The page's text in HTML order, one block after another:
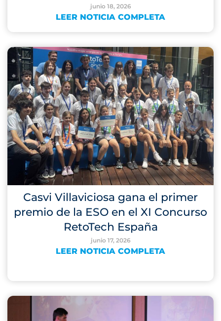
junio 18, 2026
LEER NOTICIA COMPLETA
Casvi Villaviciosa gana el primer
premio de la ESO en el XI Concurso
RetoTech España
junio 17, 2026
LEER NOTICIA COMPLETA